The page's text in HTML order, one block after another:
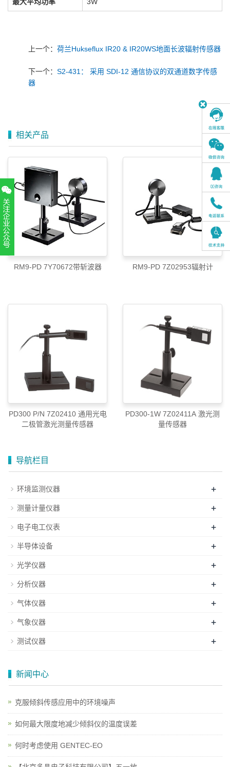
上一个： 荷兰Hukseflux IR20 & IR20WS地面长波辐射传感器
下一个： S2-431： 采用 SDI-12 通信协议的双通道数字传感
器
相关产品
RM9-PD 7Y70672带斩波器 RM9-PD 7Z02953辐射计
PD300 P/N 7Z02410 通用光电
二极管激光测量传感器
PD300-1W 7Z02411A 激光测
量传感器
导航栏目
环境监测仪器 +
测量计量仪器 +
电子电工仪表 +
半导体设备 +
光学仪器 +
分析仪器 +
气体仪器 +
气象仪器 +
测试仪器 +
新闻中心
克服倾斜传感应用中的环境噪声
如何最大限度地减少倾斜仪的温度误差
何时考虑使用 GENTEC-EO
010-52867771